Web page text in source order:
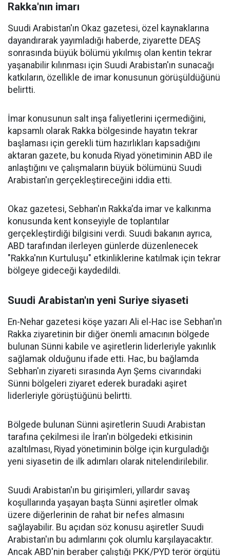
Rakka'nın imarı
Suudi Arabistan'ın Okaz gazetesi, özel kaynaklarına
dayandırarak yayımladığı haberde, ziyarette DEAŞ
sonrasında büyük bölümü yıkılmış olan kentin tekrar
yaşanabilir kılınması için Suudi Arabistan'ın sunacağı
katkıların, özellikle de imar konusunun görüşüldüğünü
belirtti.
İmar konusunun salt inşa faliyetlerini içermediğini,
kapsamlı olarak Rakka bölgesinde hayatın tekrar
başlaması için gerekli tüm hazırlıkları kapsadığını
aktaran gazete, bu konuda Riyad yönetiminin ABD ile
anlaştığını ve çalışmaların büyük bölümünü Suudi
Arabistan'ın gerçekleştireceğini iddia etti.
Okaz gazetesi, Sebhan'ın Rakka'da imar ve kalkınma
konusunda kent konseyiyle de toplantılar
gerçekleştirdiği bilgisini verdi. Suudi bakanın ayrıca,
ABD tarafından ilerleyen günlerde düzenlenecek
"Rakka'nın Kurtuluşu" etkinliklerine katılmak için tekrar
bölgeye gideceği kaydedildi.
Suudi Arabistan'ın yeni Suriye siyaseti
En-Nehar gazetesi köşe yazarı Ali el-Hac ise Sebhan'ın
Rakka ziyaretinin bir diğer önemli amacının bölgede
bulunan Sünni kabile ve aşiretlerin liderleriyle yakınlık
sağlamak olduğunu ifade etti. Hac, bu bağlamda
Sebhan'ın ziyareti sırasında Ayn Şems civarındaki
Sünni bölgeleri ziyaret ederek buradaki aşiret
liderleriyle görüştüğünü belirtti.
Bölgede bulunan Sünni aşiretlerin Suudi Arabistan
tarafına çekilmesi ile İran'ın bölgedeki etkisinin
azaltılması, Riyad yönetiminin bölge için kurguladığı
yeni siyasetin de ilk adımları olarak nitelendirilebilir.
Suudi Arabistan'ın bu girişimleri, yıllardır savaş
koşullarında yaşayan başta Sünni aşiretler olmak
üzere diğerlerinin de rahat bir nefes almasını
sağlayabilir. Bu açıdan söz konusu aşiretler Suudi
Arabistan'ın bu adımlarını çok olumlu karşılayacaktır.
Ancak ABD'nin beraber çalıştığı PKK/PYD terör örgütü